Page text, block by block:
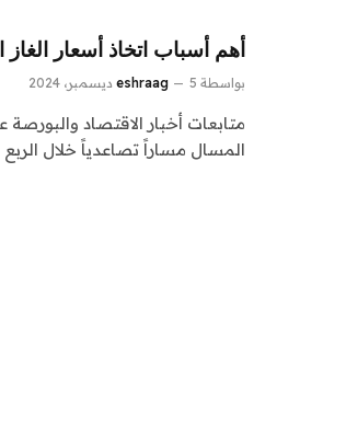
أهم أسباب اتخاذ أسعار
بواسطة eshraag 5 ديسمبر، 2024
متابعات أخبار الاقتصاد والبورصة
المسال مساراً تصاعدياً خلال الربع